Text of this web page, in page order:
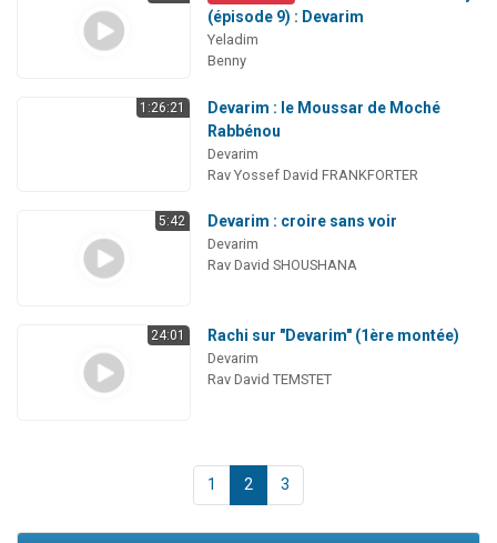
(épisode 9) : Devarim
Yeladim
Benny
1:26:21
Devarim : le Moussar de Moché
Rabbénou
Devarim
Rav Yossef David FRANKFORTER
5:42 Devarim : croire sans voir
Devarim
Rav David SHOUSHANA
24:01 Rachi sur "Devarim" (1ère montée)
Devarim
Rav David TEMSTET
1 2 3